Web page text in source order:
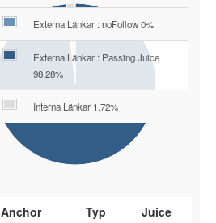
Externa Länkar : noFollow 0%
Externa Länkar : Passing Juice
98.28%
Interna Länkar 1.72%
Anchor Typ
Juice